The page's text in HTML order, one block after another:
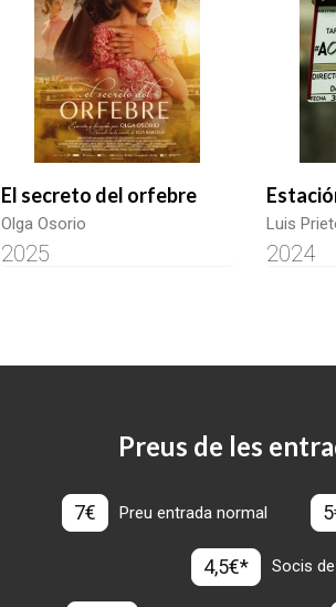
El secreto del orfebre
Olga Osorio
2025
Luis
2024
Preus de les
7€ Preu entrada normal
4,5€* Socis